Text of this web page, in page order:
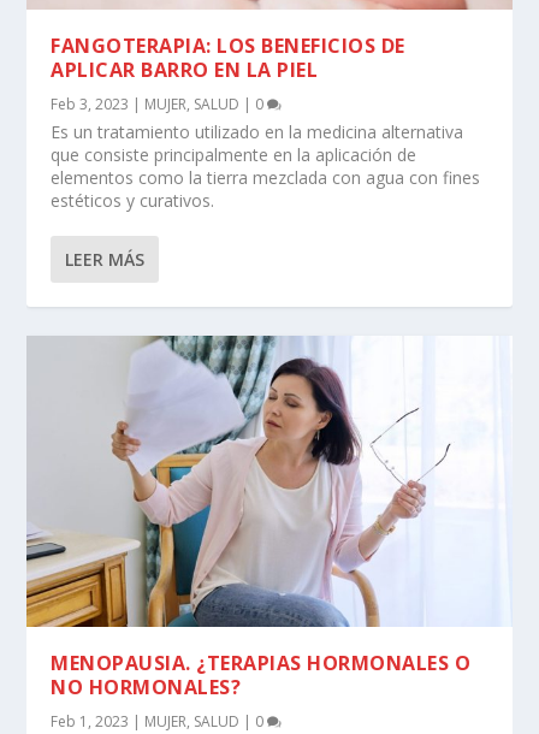
FANGOTERAPIA: LOS BENEFICIOS DE
APLICAR BARRO EN LA PIEL
Feb 3, 2023 | MUJER, SALUD | 0
Es un tratamiento utilizado en la medicina alternativa
que consiste principalmente en la aplicación de
elementos como la tierra mezclada con agua con fines
estéticos y curativos.
LEER MÁS
MENOPAUSIA. ¿TERAPIAS HORMONALES O
NO HORMONALES?
Feb 1, 2023 | MUJER, SALUD | 0